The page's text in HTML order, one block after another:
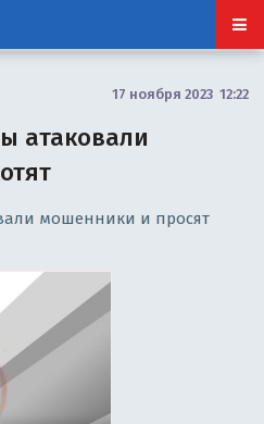
17 ноября 2023 12:22
атаковали
мошенники и просят